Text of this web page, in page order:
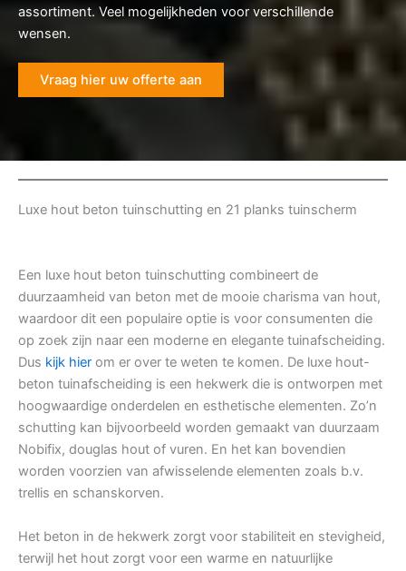
assortiment. Veel mogelijkheden voor verschillende
wensen.
Vraag hier uw offerte aan
Luxe hout beton tuinschutting en 21 planks tuinscherm
Een luxe hout beton tuinschutting combineert de
duurzaamheid van beton met de mooie charisma van hout,
waardoor dit een populaire optie is voor consumenten die
op zoek zijn naar een moderne en elegante tuinafscheiding.
Dus kijk hier om er over te weten te komen. De luxe hout-
beton tuinafscheiding is een hekwerk die is ontworpen met
hoogwaardige onderdelen en esthetische elementen. Zo’n
schutting kan bijvoorbeeld worden gemaakt van duurzaam
Nobifix, douglas hout of vuren. En het kan bovendien
worden voorzien van afwisselende elementen zoals b.v.
trellis en schanskorven.
Het beton in de hekwerk zorgt voor stabiliteit en stevigheid,
terwijl het hout zorgt voor een warme en natuurlijke